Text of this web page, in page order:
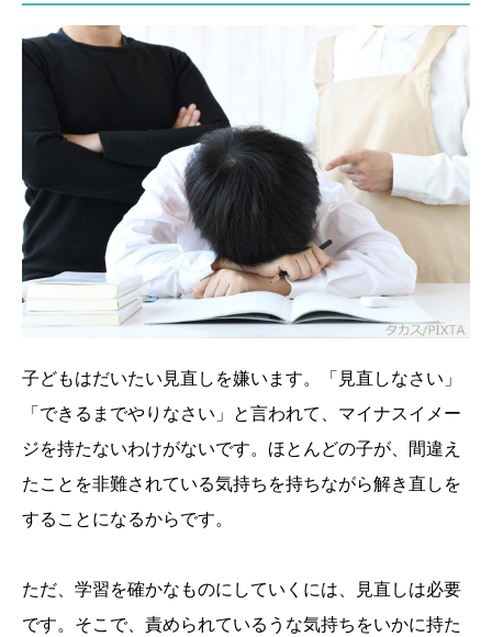
子どもはだいたい見直しを嫌います。「見直しなさい」
「できるまでやりなさい」と言われて、マイナスイメー
ジを持たないわけがないです。ほとんどの子が、間違え
たことを非難されている気持ちを持ちながら解き直しを
することになるからです。
ただ、学習を確かなものにしていくには、見直しは必要
です。そこで、責められているうな気持ちをいかに持た